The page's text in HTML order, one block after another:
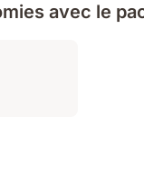
avec le